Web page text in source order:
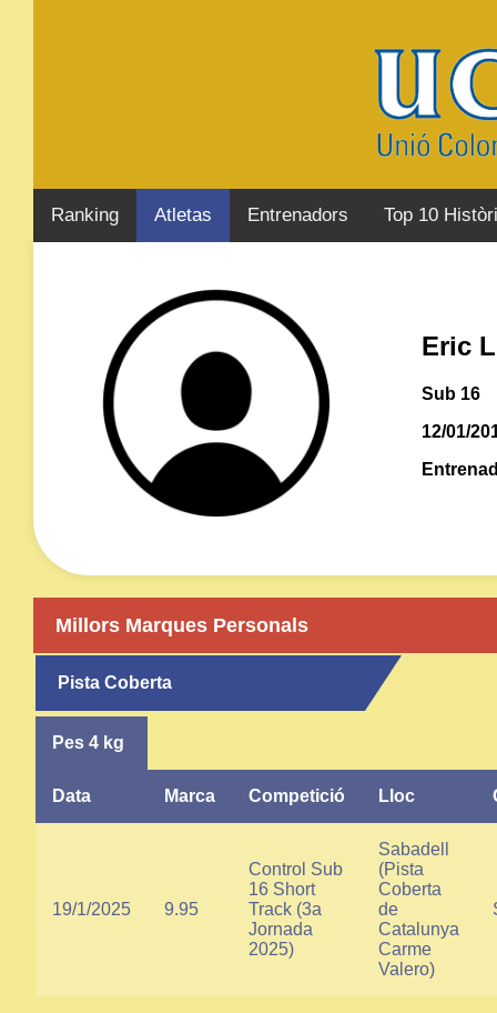
Ranking Atletas Entrenadors Top 10
Eric
Sub 16
12/01/
Millors Marques Personals
Pista Coberta
Pes 4 kg
Data Marca Competició Lloc
19/1/2025 9.95
Control Sub
16 Short
Track (3a
Jornada
2025)
Sabadell
(Pista
Coberta
de
Catalunya
Carme
Valero)